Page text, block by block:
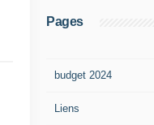
Pages
budget 2024
Liens